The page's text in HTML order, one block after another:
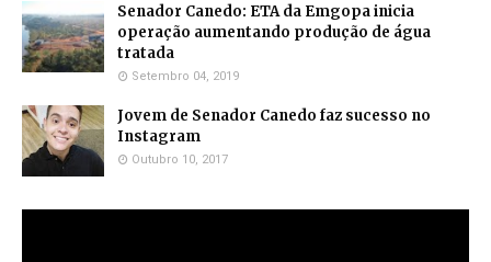
Senador Canedo: ETA da Emgopa inicia
operação aumentando produção de água
tratada
Setembro 04, 2019
Jovem de Senador Canedo faz sucesso no
Instagram
Outubro 10, 2017